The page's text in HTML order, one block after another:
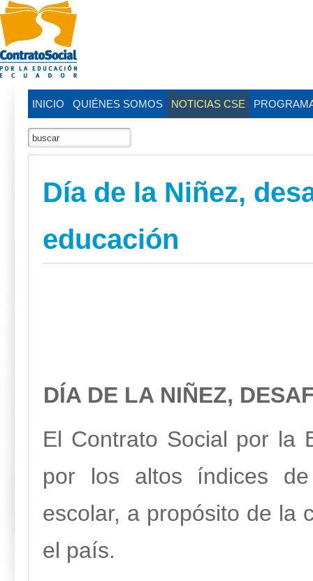
INICIO QUIÉNES SOMOS NOTICIAS CSE
Día de la Niñez,
educación
DÍA DE LA NIÑEZ,
El Contrato Social por la
por los altos índices
escolar, a propósito de la
el país.